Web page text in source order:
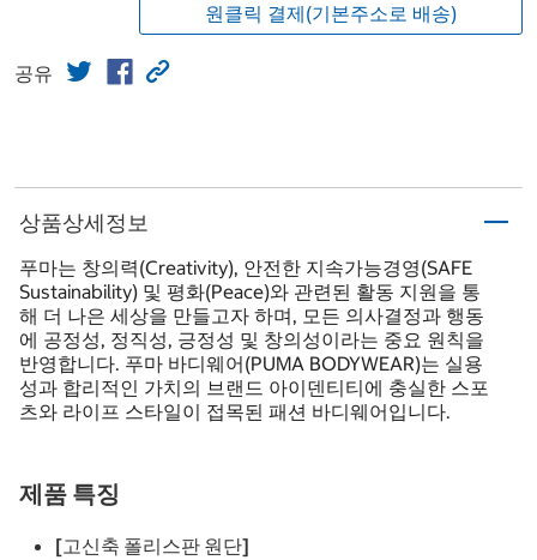
원클릭 결제(기본주소로 배송)
공유
상품상세정보
푸마는 창의력(Creativity), 안전한 지속가능경영(SAFE
Sustainability) 및 평화(Peace)와 관련된 활동 지원을 통
해 더 나은 세상을 만들고자 하며, 모든 의사결정과 행동
에 공정성, 정직성, 긍정성 및 창의성이라는 중요 원칙을
반영합니다. 푸마 바디웨어(PUMA BODYWEAR)는 실용
성과 합리적인 가치의 브랜드 아이덴티티에 충실한 스포
츠와 라이프 스타일이 접목된 패션 바디웨어입니다.
제품 특징
[고신축 폴리스판 원단]